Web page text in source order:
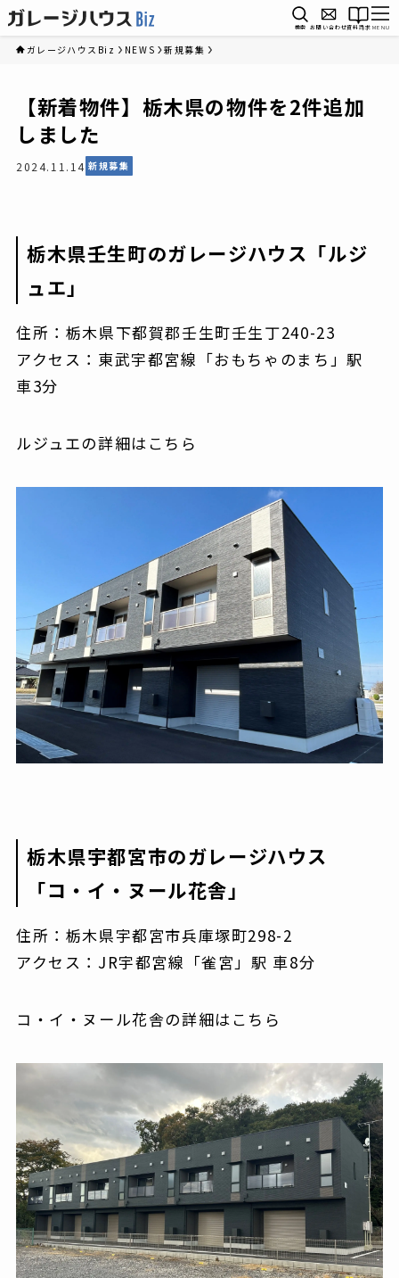
検索 お問い合わせ資料請求 MENU
ガレージハウスBiz NEWS 新規募集
【新着物件】栃木県の物件を2件追加
しました
新規募集
2024.11.14
栃木県壬生町のガレージハウス「ルジ
ュエ」
住所：栃木県下都賀郡壬生町壬生丁240-23
アクセス：東武宇都宮線「おもちゃのまち」駅
車3分
ルジュエの詳細はこちら
栃木県宇都宮市のガレージハウス
「コ・イ・ヌール花舎」
住所：栃木県宇都宮市兵庫塚町298-2
アクセス：JR宇都宮線「雀宮」駅 車8分
コ・イ・ヌール花舎の詳細はこちら